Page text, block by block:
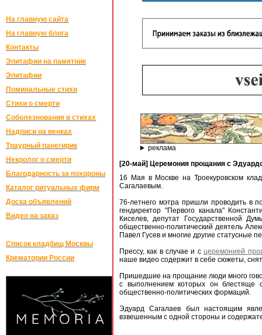
На главную сайта
На главную блога
Контакты
Эпитафии на памятник
Эпитафии
Поминальные стихи
Стихи о смерти
Соболезнования в стихах
Надписи на венках
Траурный панегирик
Некролог о смерти
Благодарность за похороны
Каталог ритуальных фирм
Доска объявлений
Видео на заказ
Список кладбищ Москвы
Крематории России
реклама
[20-май] Церемония прощания с
16 Мая в Москве на Троекуровском
Сагалаевым.
76-летнего мэтра пришли проводить в
гендиректор "Первого канала"
Киселев, депутат Государственной
общественно-политический деятель
Павел Гусев и многие другие статусные
Прессу, как в случае и сцеремонией
наше видео содержит в себе сюжеты,
Пришедшие на прощание люди много
с выполнением которых он блестяще
общественно-политических формаций.
Эдуард Сагалаев был настоящим
взвешенным с одной стороны и